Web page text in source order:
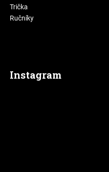
Trička
Ručníky
Instagram